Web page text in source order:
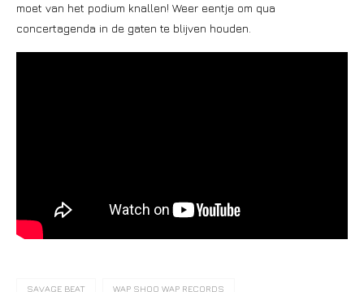
moet van het podium knallen! Weer eentje om qua
concertagenda in de gaten te blijven houden.
SAVAGE BEAT WAP SHOO WAP RECORDS